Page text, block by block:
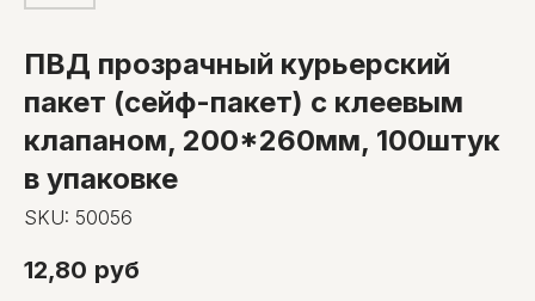
ПВД прозрачный курьерский
пакет (сейф-пакет) с клеевым
клапаном, 200*260мм, 100штук
в упаковке
SKU: 50056
12,80 руб